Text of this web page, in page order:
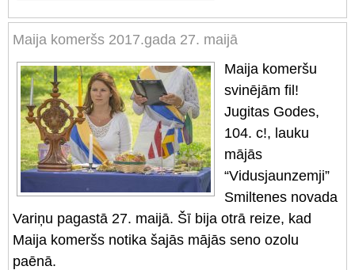
Maija komeršs 2017.gada 27. maijā
Maija komeršu
svinējām fil!
Jugitas Godes,
104. c!, lauku
mājās
“Vidusjaunzemji”
Smiltenes novada
Variņu pagastā 27. maijā. Šī bija otrā reize, kad
Maija komeršs notika šajās mājās seno ozolu
paēnā.